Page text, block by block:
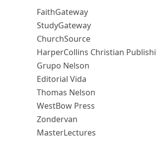
FaithGateway
StudyGateway
ChurchSource
HarperCollins Christian
Grupo Nelson
Editorial Vida
Thomas Nelson
WestBow Press
Zondervan
MasterLectures